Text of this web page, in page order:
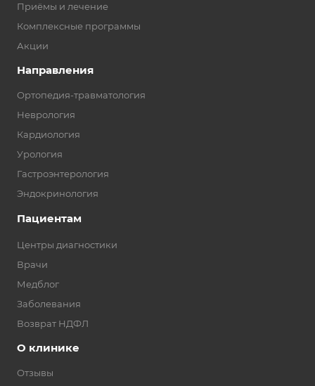
Приёмы и лечение
Комплексные программы
Акции
Направления
Ортопедия-травматология
Неврология
Кардиология
Урология
Гастроэнтерология
Эндокринология
Пациентам
Центры диагностики
Врачи
Медблог
Заболевания
Возврат НДФЛ
О клинике
Отзывы